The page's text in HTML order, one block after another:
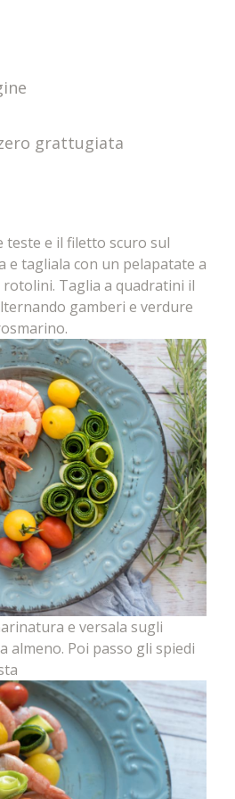
grattugiata
teste e il filetto scuro sul
e tagliala con un pelapatate a
Taglia a quadratini il
gamberi e verdure
e versala sugli
almeno. Poi passo gli spiedi